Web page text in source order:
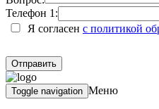
Телефон 1:
Я согласен с политикой
Toggle navigation Меню